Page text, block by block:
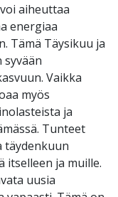
aiheuttaa
energiaa
Tämä Täysikuu ja
Vaikka
myös
ja
Tunteet
täydenkuun
itselleen ja muille.
uusia